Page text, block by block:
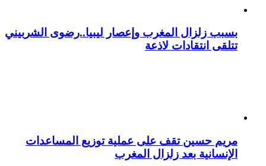
بسبب زلزال المغرب وإعصار ليبيا..رضوى الشربيني
تتلقى انتقادات لاذعة
مريم حسين تقف على عملية توزيع المساعدات
الإنسانية بعد زلزال المغرب